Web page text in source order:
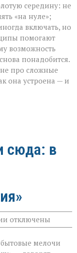
середину: не
«на нуле»;
включать, но
помогают
возможность
понадобится.
не про сложные
она устроена — и
сюда: в
к
записи
воды
отключены
бытовые мелочи